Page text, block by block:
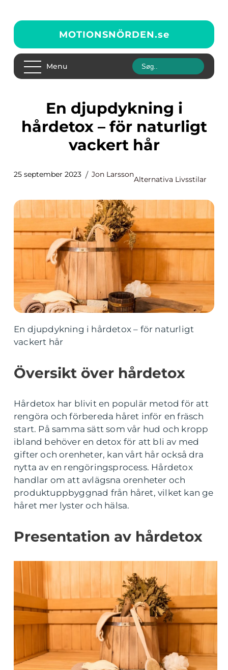
MOTIONSNÖRDEN.se
Menu
En djupdykning i
hårdetox – för naturligt
vackert hår
25 september 2023 Jon Larsson
Alternativa Livsstilar
En djupdykning i hårdetox – för naturligt
vackert hår
Översikt över hårdetox
Hårdetox har blivit en populär metod för att
rengöra och förbereda håret inför en fräsch
start. På samma sätt som vår hud och kropp
ibland behöver en detox för att bli av med
gifter och orenheter, kan vårt hår också dra
nytta av en rengöringsprocess. Hårdetox
handlar om att avlägsna orenheter och
produktuppbyggnad från håret, vilket kan ge
håret mer lyster och hälsa.
Presentation av hårdetox